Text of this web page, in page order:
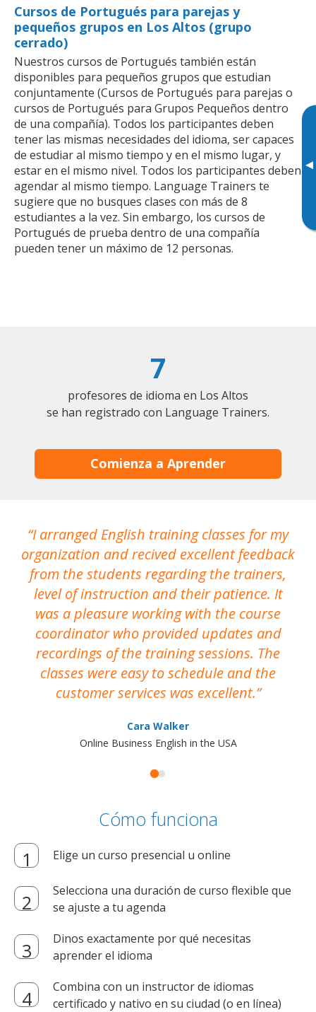
▸
Cursos de Portugués para parejas y
pequeños grupos en Los Altos (grupo
cerrado)
Nuestros cursos de Portugués también están
disponibles para pequeños grupos que estudian
conjuntamente (Cursos de Portugués para parejas o
cursos de Portugués para Grupos Pequeños dentro
de una compañía). Todos los participantes deben
tener las mismas necesidades del idioma, ser capaces
de estudiar al mismo tiempo y en el mismo lugar, y
estar en el mismo nivel. Todos los participantes deben
agendar al mismo tiempo. Language Trainers te
sugiere que no busques clases con más de 8
estudiantes a la vez. Sin embargo, los cursos de
Portugués de prueba dentro de una compañía
pueden tener un máximo de 12 personas.
7
profesores de idioma en Los Altos
se han registrado con Language Trainers.
Comienza a Aprender
I arranged English training classes for my
organization and recived excellent feedback
from the students regarding the trainers,
level of instruction and their patience. It
was a pleasure working with the course
coordinator who provided updates and
recordings of the training sessions. The
classes were easy to schedule and the
customer services was excellent.
Cara Walker
Online Business English in the USA
Cómo funciona
Elige un curso presencial u online
Selecciona una duración de curso flexible que
se ajuste a tu agenda
Dinos exactamente por qué necesitas
aprender el idioma
Combina con un instructor de idiomas
certificado y nativo en su ciudad (o en línea)